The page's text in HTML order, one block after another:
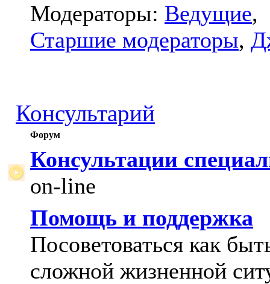
Модераторы: Ведущие,
Старшие модераторы,
Консультарий
Форум
Консультации
on-line
Помощь и поддержка
Посоветоваться как
сложной жизненной